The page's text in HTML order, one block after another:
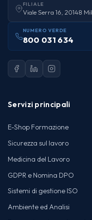
FILIALE
Viale Serra 16, 20148
NUMERO VERDE
800 031 634
Servizi principali
E-Shop Formazione
Sicurezza sul lavoro
Medicina del Lavoro
GDPR e Nomina DPO
Sistemi di gestione ISO
Ambiente ed Analisi